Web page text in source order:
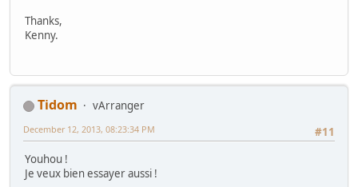
Thanks,
Kenny.
Tidom
vArranger
#11
December 12, 2013, 08:23:34 PM
Youhou !
Je veux bien essayer aussi !